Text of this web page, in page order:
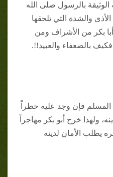
الوثيقة بالرسول صلى الله
والشدة التي تلحقها
بكر من الأشراف ومن
بالضعفاء والعبيد!!.
المسلم فإن وجد عليه خطراً
ولهذا خرج أبو بكر مهاجراً
يطلب الأمان لدينه